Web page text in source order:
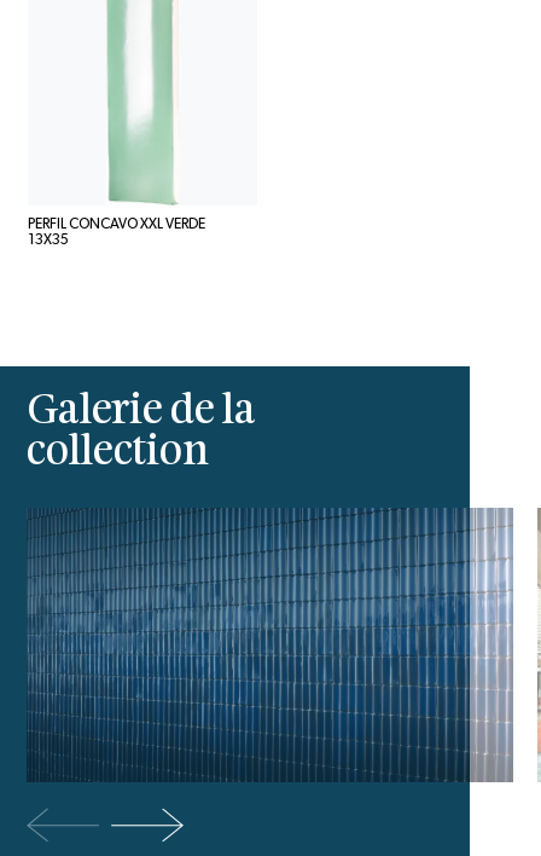
PERFIL CONCAVO XXL VERDE
13X35
Galerie de la
collection